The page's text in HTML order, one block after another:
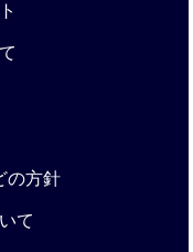
の方針
て